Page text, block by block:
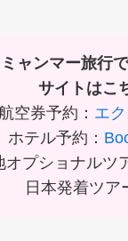
ャンマー旅行
サイトはこ
空券予約： エ
ホテル予約：
オプショナルツ
日本発着ツア